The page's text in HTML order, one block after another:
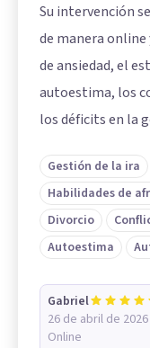
Su intervención
de manera online
de ansiedad, el
autoestima, los
los déficits en la
Gestión de la ira
Habilidades de
Divorcio
Autoestima
Gabriel
26 de abril de 2026
Online